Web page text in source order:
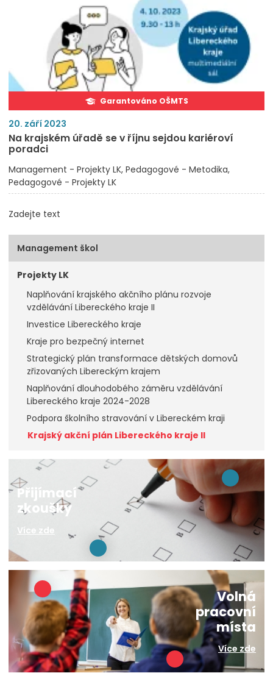
Garantováno OŠMTS
20. září 2023
Na krajském úřadě se v říjnu sejdou kariéroví
poradci
Management - Projekty LK Pedagogové - Metodika
Pedagogové - Projekty LK
Zadejte text
Management škol
Projekty LK
Naplňování krajského akčního plánu rozvoje
vzdělávání Libereckého kraje II
Investice Libereckého kraje
Kraje pro bezpečný internet
Strategický plán transformace dětských domovů
zřizovaných Libereckým krajem
Naplňování dlouhodobého záměru vzdělávání
Libereckého kraje 2024-2028
Podpora školního stravování v Libereckém kraji
Krajský akční plán Libereckého kraje II
Přijímací
zkoušky
Více zde
Volná
pracovní
místa
Více zde